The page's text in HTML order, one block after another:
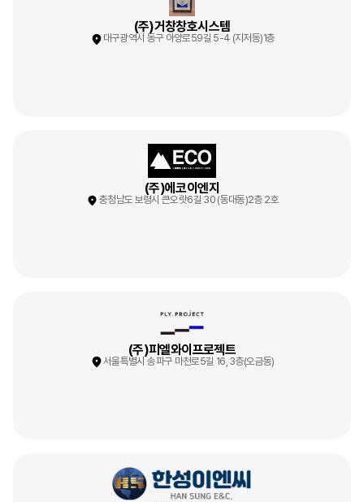
(주)거창창호시스템
대구광역시 동구 아양로59길 5-4 (지저동)1층
(주)에코이엔지
충청남도 보령시 큰오랏6길 30 (동대동)2층 2호
(주)피엘와이프로젝트
서울특별시 송파구 마천로5길 16, 3층(오금동)